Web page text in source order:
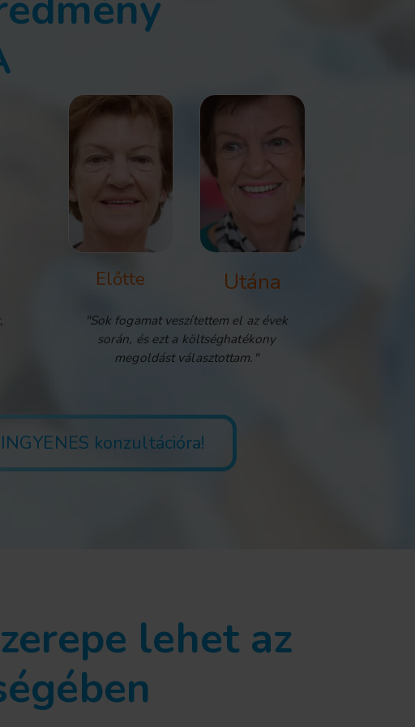
Előtte Utána
"Sok fogamat veszítettem el az évek
során, és ezt a költséghatékony
megoldást választottam."
konzultációra!
lehet az